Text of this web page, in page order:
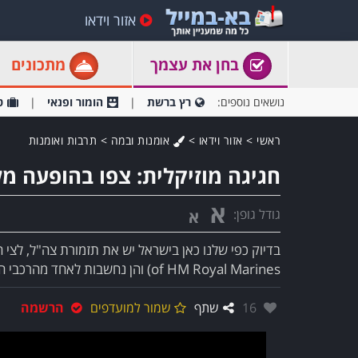
אזור וידאו
בחן את עצמך מתכונים
נושאים נוספים: רץ ברשת הומור ופנאי
ראשי > אזור וידאו > אומנות ובמה > תרבות ואומנות
חגיגה מוזיקלית: צפו
גודל גופן: א א
of HM Royal Marines) והן נחשבות לאחד מהרכבי המוזיקה המגו..
אהבו:
16 שתף שמור למועדפים הרשמה